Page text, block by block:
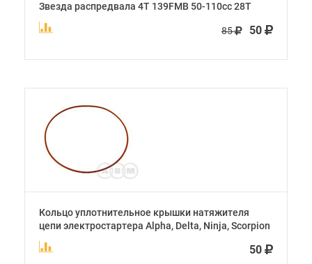
Звезда распредвала 4Т 139FMB 50-110сс 28Т
85 50
Кольцо уплотнительное крышки натяжителя
цепи электростартера Alpha, Delta, Ninja, Scorpion
50